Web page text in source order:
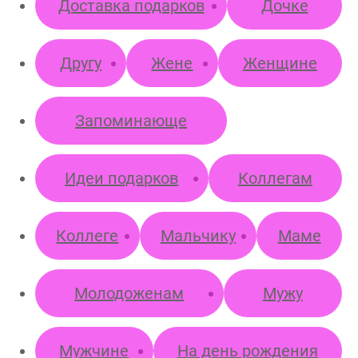
Доставка подарков Дочке
Другу Жене Женщине
Запоминающе
Идеи подарков Коллегам
Коллеге Мальчику Маме
Молодоженам Мужу
Мужчине На день рождения
Пока не
решил (а)